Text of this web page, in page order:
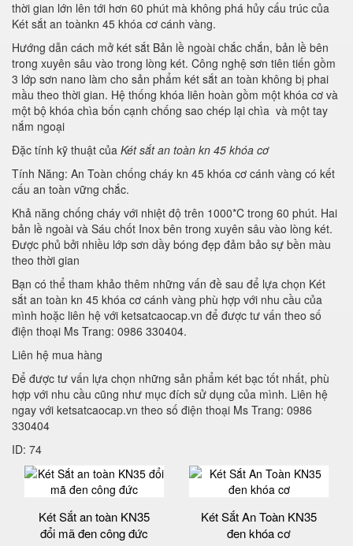
thời gian lớn lên tới hơn 60 phút mà không phá hủy cấu trúc của
Két sắt an toànkn 45 khóa cơ cánh vàng.
Hướng dẫn cách mở két sắt Bản lề ngoài chắc chắn, bản lề bên
trong xuyên sâu vào trong lòng két. Công nghệ sơn tiên tiến gồm
3 lớp sơn nano làm cho sản phẩm két sắt an toàn không bị phai
mầu theo thời gian. Hệ thống khóa liên hoàn gồm một khóa cơ và
một bộ khóa chìa bốn cạnh chống sao chép lại chìa và một tay
nắm ngoại
Đặc tính kỹ thuật của Két sắt an toàn kn 45 khóa cơ
Tính Năng: An Toàn chống cháy kn 45 khóa cơ cánh vàng có kết
cấu an toàn vững chắc.
Khả năng chống cháy với nhiệt độ trên 1000*C trong 60 phút. Hai
bản lề ngoài và Sáu chốt Inox bên trong xuyên sâu vào lòng két.
Được phủ bởi nhiều lớp sơn dầy bóng đẹp đảm bảo sự bền màu
theo thời gian
Bạn có thể tham khảo thêm những vấn đề sau để lựa chọn Két
sắt an toàn kn 45 khóa cơ cánh vàng phù hợp với nhu cầu của
mình hoặc liên hệ với ketsatcaocap.vn để được tư vấn theo số
điện thoại Ms Trang: 0986 330404.
Liên hệ mua hàng
Để được tư vấn lựa chọn những sản phẩm két bạc tốt nhất, phù
hợp với nhu cầu cũng như mục đích sử dụng của mình. Liên hệ
ngay với ketsatcaocap.vn theo số điện thoại Ms Trang: 0986
330404
ID: 74
Két Sắt an toàn KN35
đổi mã đen công đức
Két Sắt An Toàn KN35
đen khóa cơ